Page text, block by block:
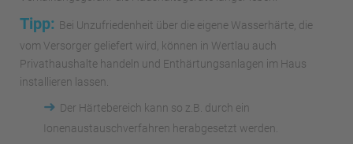
Tipp: Bei Unzufriedenheit über die eigene Wasserhärte, die
vom Versorger geliefert wird, können in Wertlau auch
Privathaushalte handeln und Enthärtungsanlagen im Haus
installieren lassen.
➜ Der Härtebereich kann so z.B. durch ein
Ionenaustauschverfahren herabgesetzt werden.